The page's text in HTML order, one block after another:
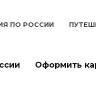
ПО РОССИИ
Оформить